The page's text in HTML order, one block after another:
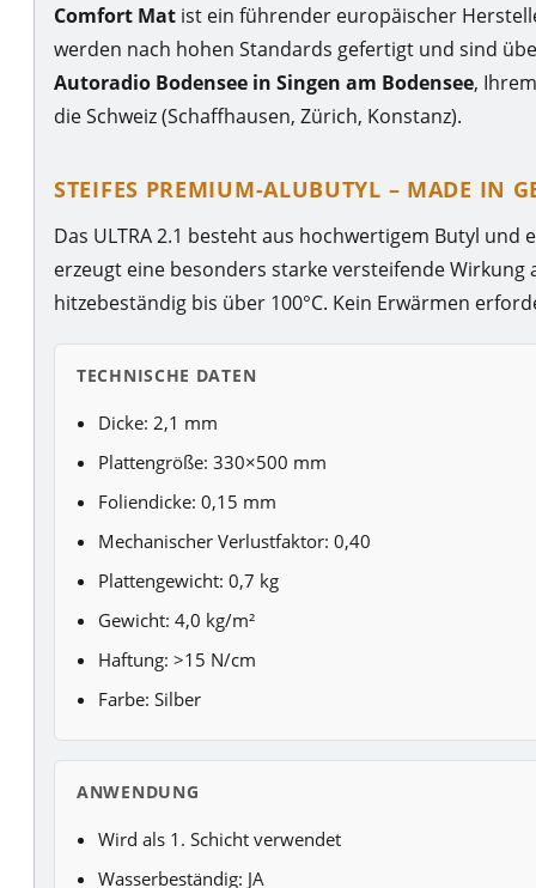
Comfort Mat ist ein führender europäischer
werden nach hohen Standards gefertigt und sind
Autoradio Bodensee in Singen am Bodensee,
die Schweiz (Schaffhausen, Zürich, Konstanz).
STEIFES PREMIUM-ALUBUTYL – MADE IN
Das ULTRA 2.1 besteht aus hochwertigem Butyl
erzeugt eine besonders starke versteifende
hitzebeständig bis über 100°C. Kein Erwärmen
TECHNISCHE DATEN
Dicke: 2,1 mm
Plattengröße: 330×500 mm
Foliendicke: 0,15 mm
Mechanischer Verlustfaktor: 0,40
Plattengewicht: 0,7 kg
Gewicht: 4,0 kg/m²
Haftung: >15 N/cm
Farbe: Silber
ANWENDUNG
Wird als 1. Schicht verwendet
Wasserbeständig: JA